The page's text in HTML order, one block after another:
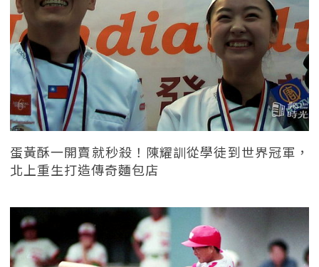
蛋黃酥一開賣就秒殺！陳耀訓從學徒到世界冠軍，
北上重生打造傳奇麵包店